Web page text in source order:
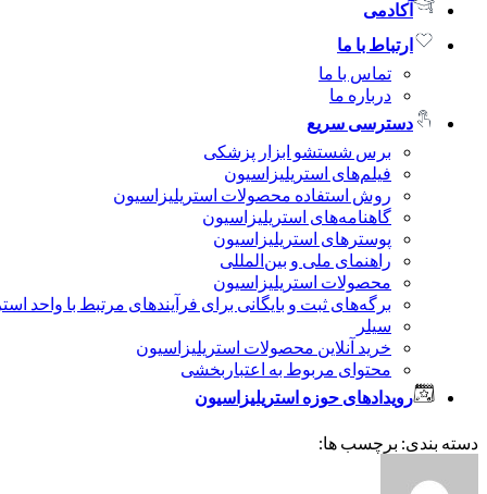
آکادمی
ارتباط با ما
تماس با ما
درباره ما
دسترسی سریع
برس شستشو ابزار پزشکی
فیلم‌های استریلیزاسیون
روش استفاده محصولات استریلیزاسیون
گاهنامه‌های استریلیزاسیون
پوسترهای استریلیزاسیون
راهنمای ملی و بین‌المللی
محصولات استریلیزاسیون
برگه‌های ثبت و بایگانی برای فرآیندهای مرتبط با واحد
سیلر
خرید آنلاین محصولات استریلیزاسیون
محتوای مربوط به اعتباربخشی
رویدادهای حوزه استریلیزاسیون
دسته بندی: برچسب ها: